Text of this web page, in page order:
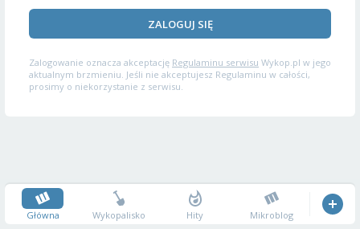
ZALOGUJ SIĘ
Zalogowanie oznacza akceptację Regulaminu serwisu Wykop.pl w jego
aktualnym brzmieniu. Jeśli nie akceptujesz Regulaminu w całości,
prosimy o niekorzystanie z serwisu.
Główna Wykopalisko Hity Mikroblog